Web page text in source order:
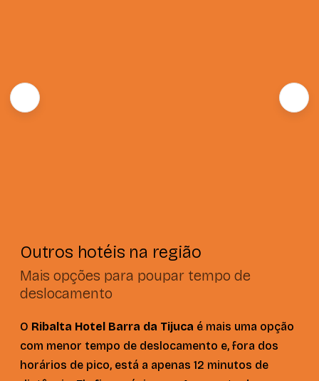
Outros hotéis na região
Mais opções para poupar tempo de
deslocamento
O Ribalta Hotel Barra da Tijuca é mais uma opção
com menor tempo de deslocamento e, fora dos
horários de pico, está a apenas 12 minutos de